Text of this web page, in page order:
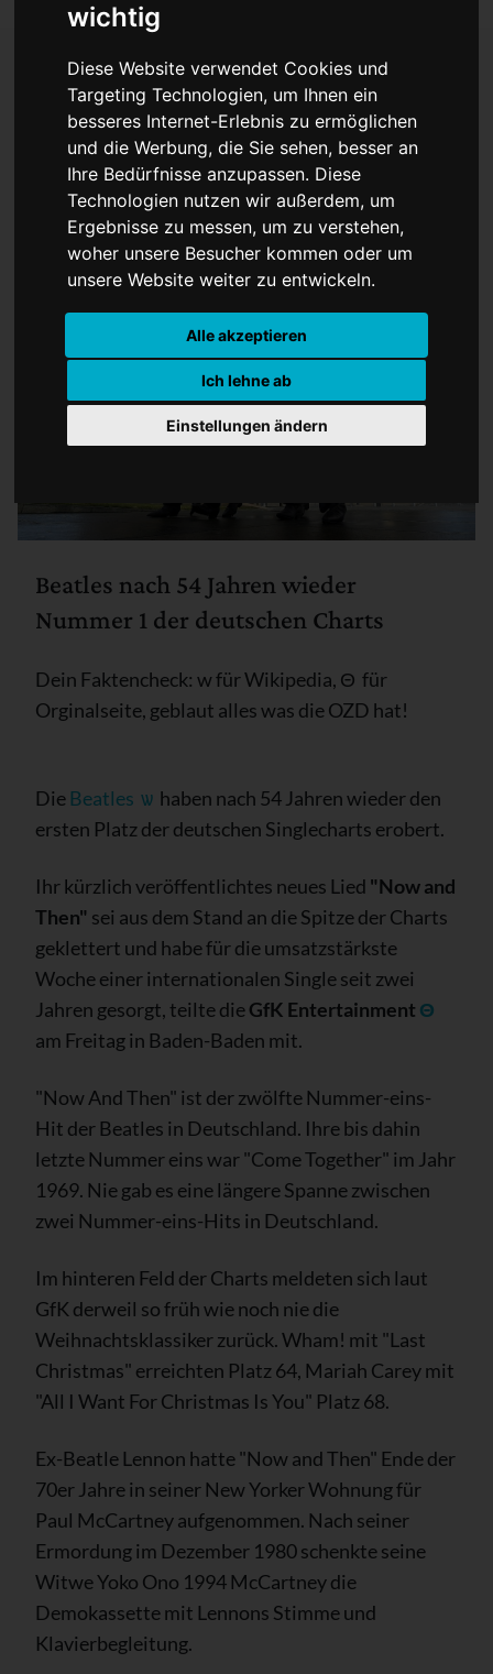
wichtig
Diese Website verwendet Cookies und
Targeting Technologien, um Ihnen ein
besseres Internet-Erlebnis zu ermöglichen
und die Werbung, die Sie sehen, besser an
Ihre Bedürfnisse anzupassen. Diese
Technologien nutzen wir außerdem, um
Ergebnisse zu messen, um zu verstehen,
woher unsere Besucher kommen oder um
unsere Website weiter zu entwickeln.
Alle akzeptieren
Ich lehne ab
Einstellungen ändern
Unglaublich: Beatles nach
54 Jahren wieder Nummer
1 der deutschen Charts
Beatles nach 54 Jahren wieder
Nummer 1 der deutschen Charts
Dein Faktencheck: w für Wikipedia, Θ für
Orginalseite, geblaut alles was die OZD hat!
Die Beatles ѡ haben nach 54 Jahren wieder den
ersten Platz der deutschen Singlecharts erobert.
Ihr kürzlich veröffentlichtes neues Lied "Now and
Then" sei aus dem Stand an die Spitze der Charts
geklettert und habe für die umsatzstärkste
Woche einer internationalen Single seit zwei
Jahren gesorgt, teilte dieGfK Entertainment Θ
am Freitag in Baden-Baden mit.
"Now And Then" ist der zwölfte Nummer-eins-
Hit der Beatles in Deutschland. Ihre bis dahin
letzte Nummer eins war "Come Together" im Jahr
1969. Nie gab es eine längere Spanne zwischen
zwei Nummer-eins-Hits in Deutschland.
Im hinteren Feld der Charts meldeten sich laut
GfK derweil so früh wie noch nie die
Weihnachtsklassiker zurück. Wham! mit "Last
Christmas" erreichten Platz 64, Mariah Carey mit
"All I Want For Christmas Is You" Platz 68.
Ex-Beatle Lennon hatte "Now and Then" Ende der
70er Jahre in seiner New Yorker Wohnung für
Paul McCartney aufgenommen. Nach seiner
Ermordung im Dezember 1980 schenkte seine
Witwe Yoko Ono 1994 McCartney die
Demokassette mit Lennons Stimme und
Klavierbegleitung.